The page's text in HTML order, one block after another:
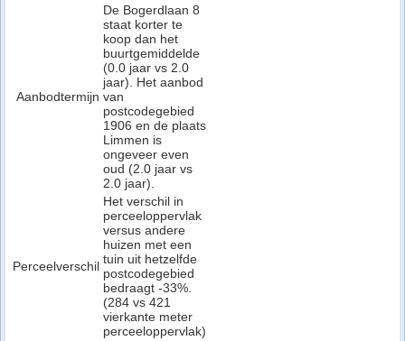
Aanbodtermijn
De Bogerdlaan 8
staat korter te
koop dan het
buurtgemiddelde
(0.0 jaar vs 2.0
jaar). Het aanbod
van
postcodegebied
1906 en de plaats
Limmen is
ongeveer even
oud (2.0 jaar vs
2.0 jaar).
Perceelverschil
Het verschil in
perceeloppervlak
versus andere
huizen met een
tuin uit hetzelfde
postcodegebied
bedraagt -33%.
(284 vs 421
vierkante meter
perceeloppervlak)